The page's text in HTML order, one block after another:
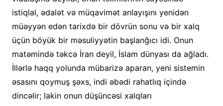
istiqlal, ədalət və müqavimət anlayışını yenidən
müəyyən edən tarixdə bir dövrün sonu və bir xalq
üçün böyük bir məsuliyyətin başlanğıcı idi. Onun
matəmində təkcə İran deyil, İslam dünyası da ağladı.
İllərlə haqq yolunda mübarizə aparan, yeni sistemin
əsasını qoymuş şəxs, indi əbədi rahatlıq içində
dincəlir; lakin onun düşüncəsi xalqları